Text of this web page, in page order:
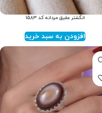
انگشتر عقیق مردانه کد ۱۵۸۳
افزودن به سبد خرید